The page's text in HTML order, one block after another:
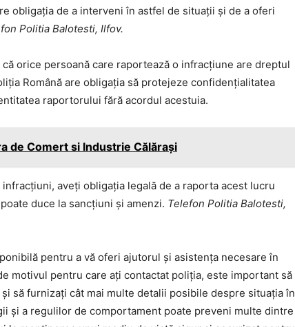
obligația de a interveni în astfel de situații și de a oferi
Politia Balotesti, Ilfov.
orice persoană care raportează o infracțiune are dreptul
Română are obligația să protejeze confidențialitatea
raportorului fără acordul acestuia.
de Comert si Industrie Călărași
aveți obligația legală de a raporta acest lucru
duce la sancțiuni și amenzi. Telefon Politia Balotesti,
pentru a vă oferi ajutorul și asistența necesare în
motivul pentru care ați contactat poliția, este important să
să furnizați cât mai multe detalii posibile despre situația în
și a regulilor de comportament poate preveni multe dintre